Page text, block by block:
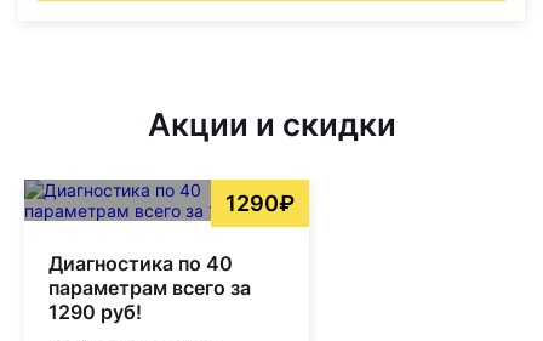
Акции и скидки
1290₽
Диагностика по 40
параметрам всего за
1290 руб!